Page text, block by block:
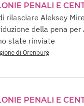
PENALI E
rilasciare Aleksey
della pena per
state rinviate
di Orenburg
PENALI E